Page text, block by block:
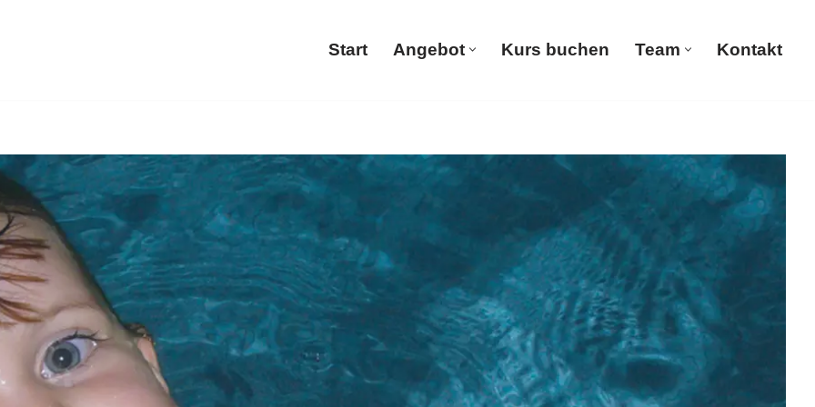
Start Angebot Kurs buchen Team Kontakt